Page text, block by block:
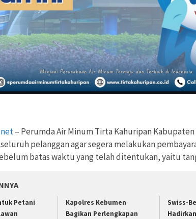
– Perumda Air Minum Tirta Kahuripan
pelanggan agar segera melakukan
batas waktu yang telah ditentukan, yaitu
Petani
Kapolres Kebumen
Bagikan Perlengkapan
Swiss-